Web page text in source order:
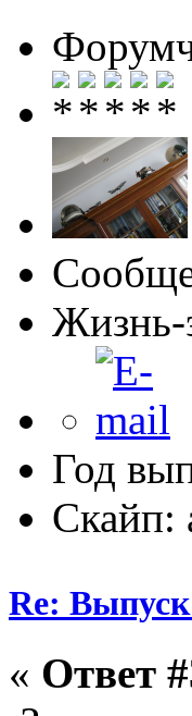
Год
Скайп:
Re: Выпуск
« Ответ